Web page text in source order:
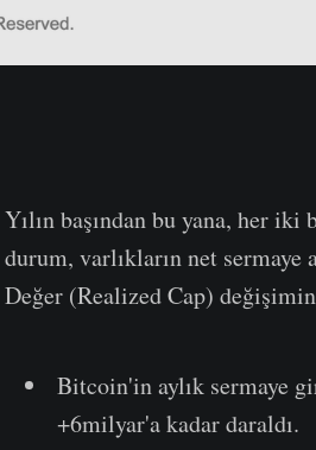
Yılın başından bu yana, her
durum, varlıkların net
Değer (Realized Cap)
Bitcoin'in aylık sermaye
+6milyar'a kadar daraldı.